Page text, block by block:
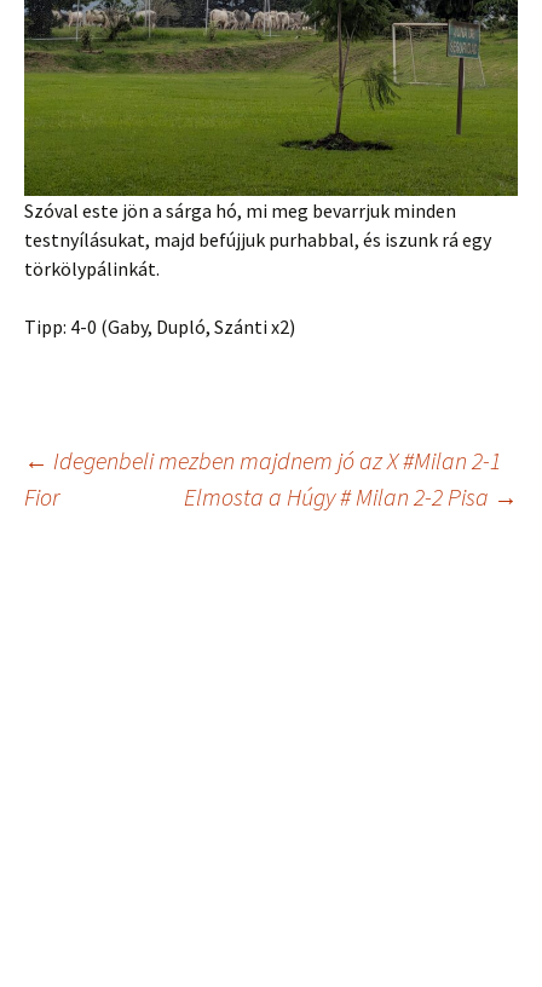
Szóval este jön a sárga hó, mi meg bevarrjuk minden
testnyílásukat, majd befújjuk purhabbal, és iszunk rá egy
törkölypálinkát.
Tipp: 4-0 (Gaby, Dupló, Szánti x2)
Bejegyzés
← Idegenbeli mezben majdnem jó az X #Milan 2-1
Fior
Elmosta a Húgy # Milan 2-2 Pisa →